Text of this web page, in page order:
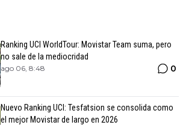
Ranking UCI WorldTour: Movistar Team suma, pero
no sale de la mediocridad
ago 06, 8:48 0
Nuevo Ranking UCI: Tesfatsion se consolida como
el mejor Movistar de largo en 2026